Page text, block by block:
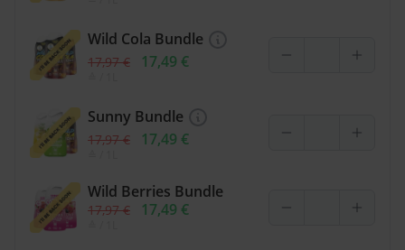
Wild Cola Bundle
17,97 € 17,49 €
Sunny Bundle
17,97 € 17,49 €
Wild Berries Bundle
17,97 € 17,49 €